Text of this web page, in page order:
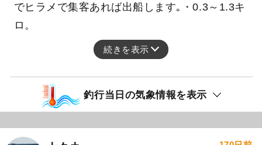
でヒラメで集客あれば出船します｡・0.3～1.3キ
ロ。
続きを表示
釣行当日の気象情報を表示